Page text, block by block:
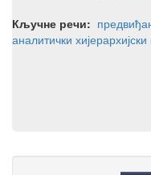
Кључне речи:
аналитички